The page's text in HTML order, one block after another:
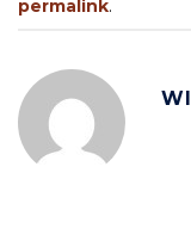
permalink.